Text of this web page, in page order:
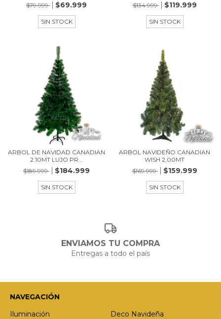
$79.999
$69.999
SIN STOCK
$134.999
$119.999
SIN STOCK
ARBOL DE NAVIDAD CANADIAN
2.10MT LUJO PR...
$189.999
$184.999
SIN STOCK
ARBOL NAVIDEÑO CANADIAN
WISH 2,00MT
$169.999
$159.999
SIN STOCK
ENVIAMOS TU COMPRA
Entregas a todo el país
NAVEGACIÓN
Iluminación
Deco Navideña